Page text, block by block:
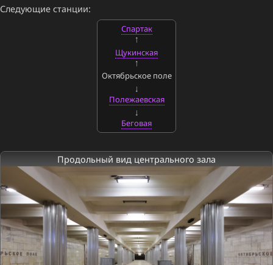
Следующие станции:
Спартак
Щукинская
Октябрьское поле
Полежаевская
Беговая
Продольный вид центрального зала